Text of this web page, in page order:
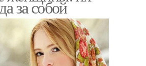
за собой